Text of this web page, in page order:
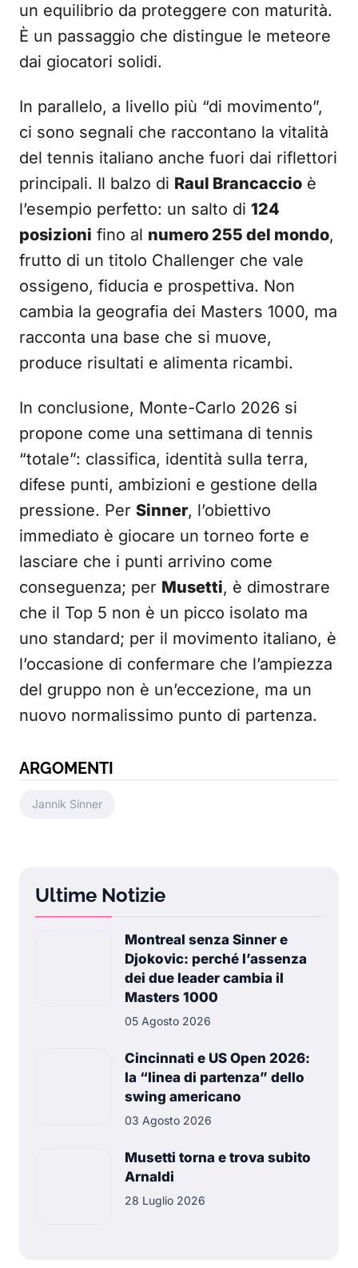
un equilibrio da proteggere con maturità.
È un passaggio che distingue le meteore
dai giocatori solidi.
In parallelo, a livello più “di movimento”,
ci sono segnali che raccontano la vitalità
del tennis italiano anche fuori dai riflettori
principali. Il balzo di Raul Brancaccio è
l’esempio perfetto: un salto di 124
posizioni fino al numero 255 del mondo,
frutto di un titolo Challenger che vale
ossigeno, fiducia e prospettiva. Non
cambia la geografia dei Masters 1000, ma
racconta una base che si muove,
produce risultati e alimenta ricambi.
In conclusione, Monte-Carlo 2026 si
propone come una settimana di tennis
“totale”: classifica, identità sulla terra,
difese punti, ambizioni e gestione della
pressione. Per Sinner, l’obiettivo
immediato è giocare un torneo forte e
lasciare che i punti arrivino come
conseguenza; per Musetti, è dimostrare
che il Top 5 non è un picco isolato ma
uno standard; per il movimento italiano, è
l’occasione di confermare che l’ampiezza
del gruppo non è un’eccezione, ma un
nuovo normalissimo punto di partenza.
ARGOMENTI
Jannik Sinner
Ultime Notizie
Montreal senza Sinner e
Djokovic: perché l’assenza
dei due leader cambia il
Masters 1000
05 Agosto 2026
Cincinnati e US Open 2026:
la “linea di partenza” dello
swing americano
03 Agosto 2026
Musetti torna e trova subito
Arnaldi
28 Luglio 2026